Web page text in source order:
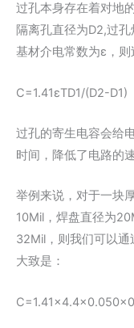
过孔本身存在着对地
隔离孔直径为D2,过
基材介电常数为ε，则
C=1.41εTD1/(D2-D1)
过孔的寄生电容会给
时间，降低了电路的速
举例来说，对于一块
10Mil，焊盘直径为
32Mil，则我们可以
大致是：